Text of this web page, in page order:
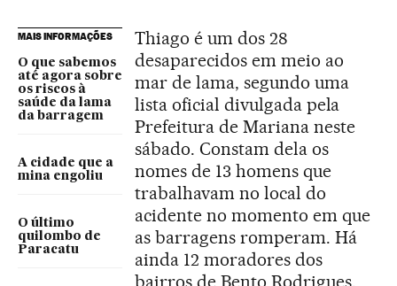
MAIS INFORMAÇÕES
O que sabemos
até agora sobre
os riscos à
saúde da lama
da barragem
A cidade que a
mina engoliu
O último
quilombo de
Paracatu
Thiago é um dos 28
desaparecidos em meio ao
mar de lama, segundo uma
lista oficial divulgada pela
Prefeitura de Mariana neste
sábado. Constam dela os
nomes de 13 homens que
trabalhavam no local do
acidente no momento em que
as barragens romperam. Há
ainda 12 moradores dos
bairros de Bento Rodrigues,